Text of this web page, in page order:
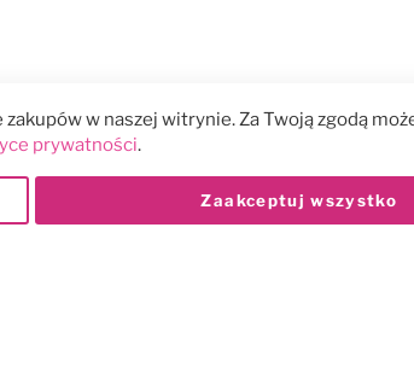
Płatności:
w naszej witrynie. Za Twoją zgodą
prywatności.
Zaakceptuj wszystko